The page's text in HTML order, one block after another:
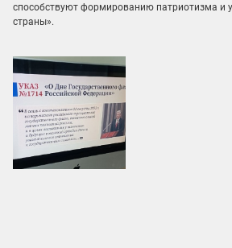
способствуют формированию патриотизма и
страны».